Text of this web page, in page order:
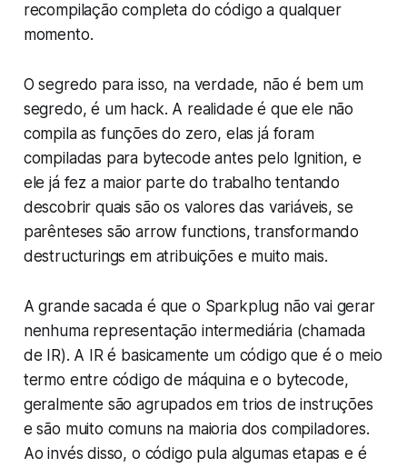
recompilação completa do código a qualquer
momento.
O segredo para isso, na verdade, não é bem um
segredo, é um hack. A realidade é que ele não
compila as funções do zero, elas já foram
compiladas para bytecode antes pelo Ignition, e
ele já fez a maior parte do trabalho tentando
descobrir quais são os valores das variáveis, se
parênteses são arrow functions, transformando
destructurings em atribuições e muito mais.
A grande sacada é que o Sparkplug não vai gerar
nenhuma representação intermediária (chamada
de IR). A IR é basicamente um código que é o meio
termo entre código de máquina e o bytecode,
geralmente são agrupados em trios de instruções
e são muito comuns na maioria dos compiladores.
Ao invés disso, o código pula algumas etapas e é